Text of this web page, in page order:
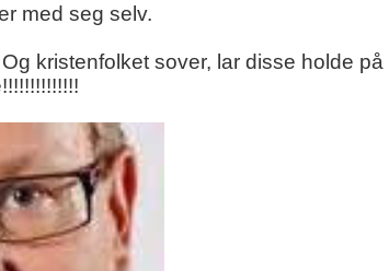
med seg selv.
kristenfolket sover, lar disse holde på